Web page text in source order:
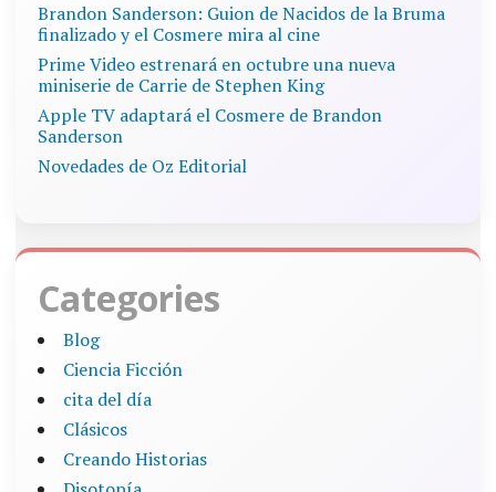
Brandon Sanderson: Guion de Nacidos de la Bruma
finalizado y el Cosmere mira al cine
Prime Video estrenará en octubre una nueva
miniserie de Carrie de Stephen King
Apple TV adaptará el Cosmere de Brandon
Sanderson
Novedades de Oz Editorial
Categories
Blog
Ciencia Ficción
cita del día
Clásicos
Creando Historias